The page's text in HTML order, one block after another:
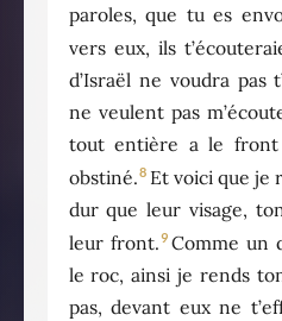
paroles, que tu es
vers eux, ils
d’Israël ne voudra pas
ne veulent pas
tout entière a le
obstiné.8 Et voici que je
dur que leur visage,
leur front.9 Comme un
le roc, ainsi je rends
pas, devant eux ne